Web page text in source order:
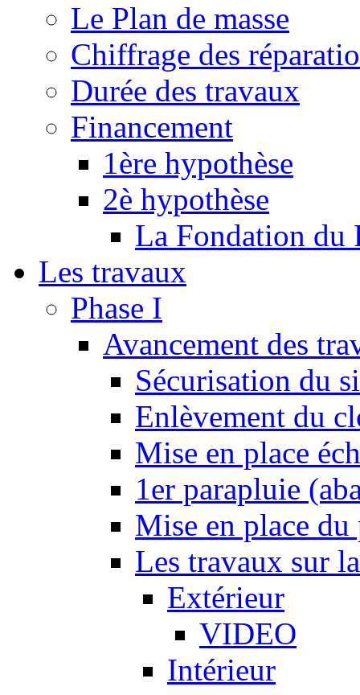
Le Plan de masse
Chiffrage des
Durée des travaux
Financement
1ère hypothèse
2è hypothèse
La Fondation du
Les travaux
Phase I
Avancement des
Sécurisation du
Enlèvement du
Mise en place
1er parapluie
Mise en place
Les travaux sur
Extérieur
VIDEO
Intérieur